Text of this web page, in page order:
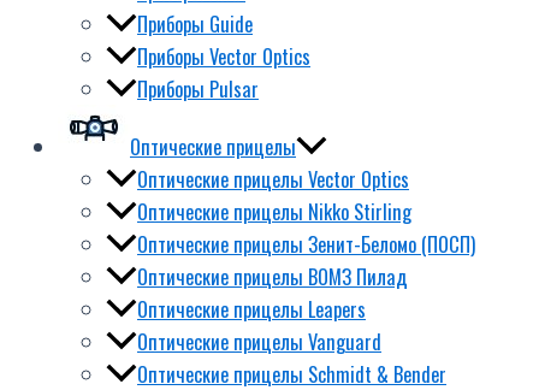
Приборы Guide
Приборы Vector Optics
Приборы Pulsar
Оптические прицелы
Оптические прицелы Vector Optics
Оптические прицелы Nikko Stirling
Оптические прицелы Зенит-Беломо (ПОСП)
Оптические прицелы ВОМЗ Пилад
Оптические прицелы Leapers
Оптические прицелы Vanguard
Оптические прицелы Schmidt & Bender